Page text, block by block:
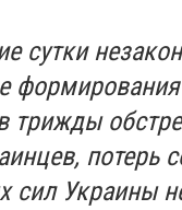
сутки
формирования
трижды
потерь
сил Украины